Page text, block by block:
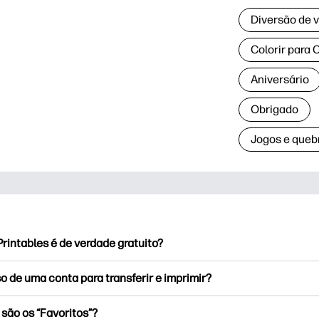
Diversão de
Colorir para
Aniversário
Obrigado
Jogos e
é de verdade gratuito?
Explore páginas para colorir populares, planilhas
de uma conta para transferir e imprimir?
os “Favoritos”?